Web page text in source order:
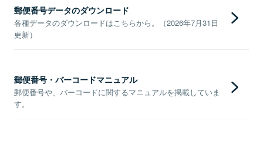
郵便番号データのダウンロード
各種データのダウンロードはこちらから。（2026年7月31日
更新）
郵便番号・バーコードマニュアル
郵便番号や、バーコードに関するマニュアルを掲載していま
す。